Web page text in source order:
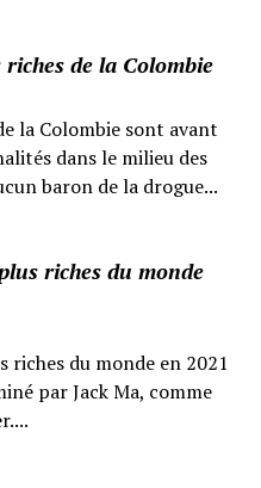
de la Colombie
la Colombie sont avant
dans le milieu des
baron de la drogue...
riches du monde
riches du monde en 2021
par Jack Ma, comme